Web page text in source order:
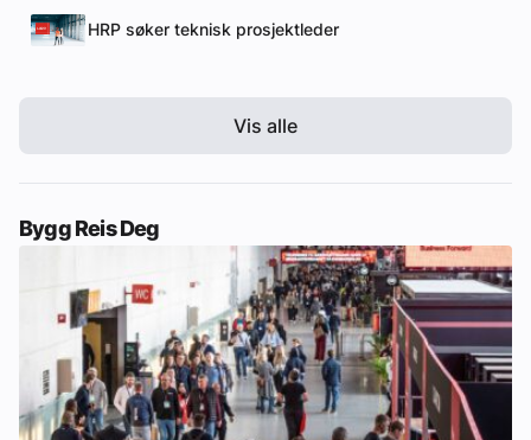
HRP søker teknisk prosjektleder
Vis alle
Bygg Reis Deg